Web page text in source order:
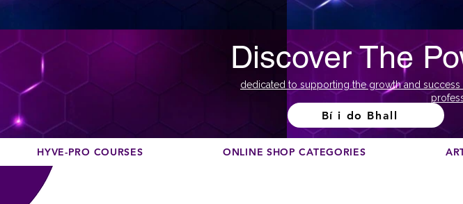
Discover The
dedicated to supporting the growth and
Bí i do Bhall
HYVE-PRO COURSES ONLINE SHOP CATEGORIES